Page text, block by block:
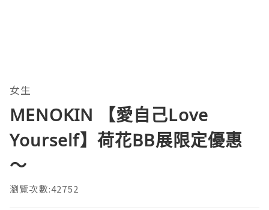
女生
MENOKIN 【愛自己Love
Yourself】荷花BB展限定優惠
～
瀏覽次數:42752